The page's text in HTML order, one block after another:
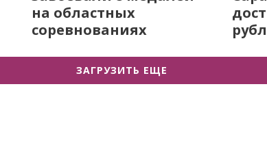
на областных
соревнованиях
ЗАГРУЗИТЬ ЕЩЕ